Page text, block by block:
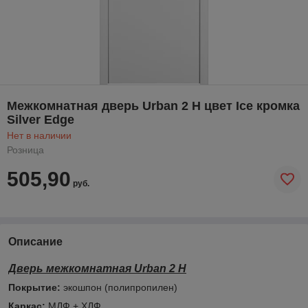
Межкомнатная дверь Urban 2 H цвет Ice кромка
Silver Edge
Нет в наличии
Розница
505,90 руб.
Описание
Дверь межкомнатная Urban 2 Н
Покрытие: экошпон (полипропилен)
Каркас: МДФ + ХДФ